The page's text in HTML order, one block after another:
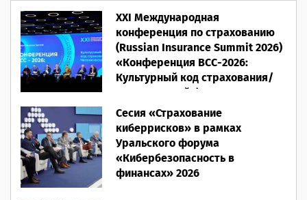
XXI Международная
конференция по страхованию
(Russian Insurance Summit 2026)
«Конференция ВСС-2026:
Культурный код страхования/
Человеческий фактор»
28.05.2026
Сесия «Страхование
киберрисков» в рамках
Уральского форума
«Кибербезопасность в
финансах» 2026